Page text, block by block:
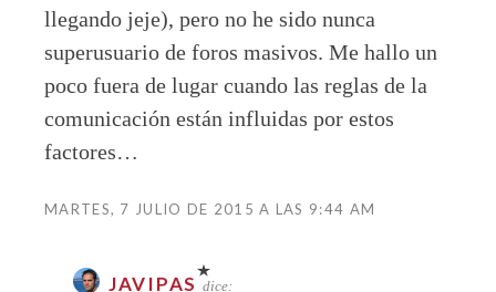
llegando jeje), pero no he sido nunca
superusuario de foros masivos. Me hallo un
poco fuera de lugar cuando las reglas de la
comunicación están influidas por estos
factores…
MARTES, 7 JULIO DE 2015 A LAS 9:44 AM
JAVIPAS dice: